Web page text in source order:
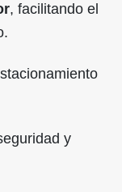
, facilitando el
y